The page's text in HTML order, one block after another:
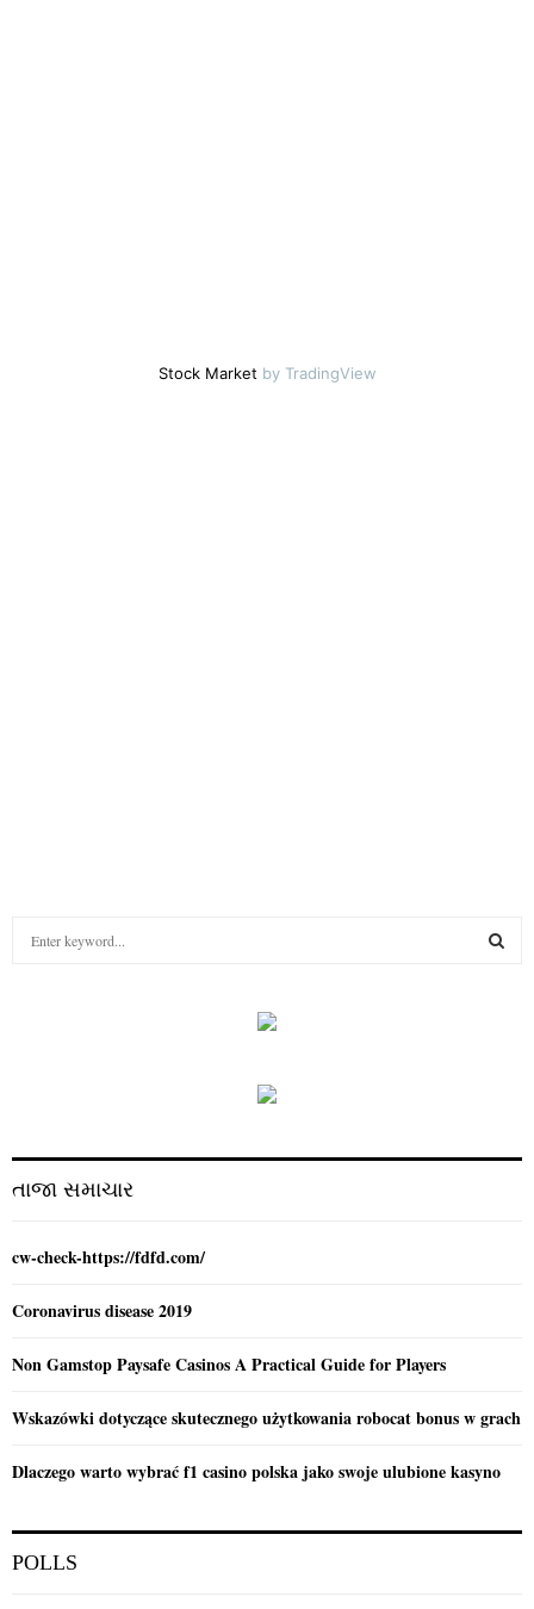
Stock Market by TradingView
:
તાજા સમાચાર
cw-check-https://fdfd.com/
Coronavirus disease 2019
Non Gamstop Paysafe Casinos A Practical Guide for Players
Wskazówki dotyczące skutecznego użytkowania robocat bonus w grach
Dlaczego warto wybrać f1 casino polska jako swoje ulubione kasyno
POLLS